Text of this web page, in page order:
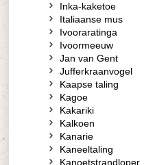
Inka-kaketoe
Italiaanse mus
Ivooraratinga
Ivoormeeuw
Jan van Gent
Jufferkraanvogel
Kaapse taling
Kagoe
Kakariki
Kalkoen
Kanarie
Kaneeltaling
Kanoetstrandloper